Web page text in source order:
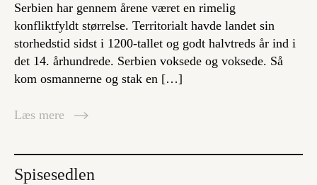
Log ind
Serbien har gennem årene været en rimelig
konfliktfyldt størrelse. Territorialt havde landet sin
storhedstid sidst i 1200-tallet og godt halvtreds år ind i
det 14. århundrede. Serbien voksede og voksede. Så
kom osmannerne og stak en […]
Læs mere
Spisesedlen